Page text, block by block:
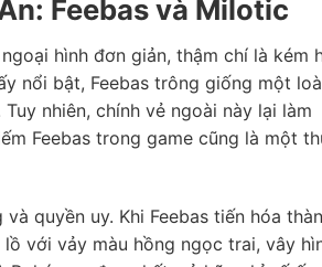
Feebas và Milotic
hình đơn giản, thậm chí là kém
nổi bật, Feebas trông giống một
nhiên, chính vẻ ngoài này lại làm
Feebas trong game cũng là một
quyền uy. Khi Feebas tiến hóa
với vảy màu hồng ngọc trai, vây